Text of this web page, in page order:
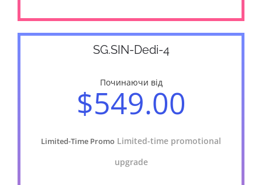
SG.SIN-Dedi-4
Починаючи від
$549.00
Limited-Time Promo Limited-time promotional
upgrade